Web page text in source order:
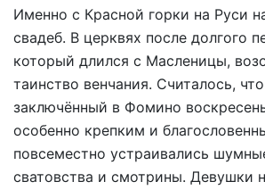
Именно с Красной горки на Руси
свадеб. В церквях после долгого
который длился с Масленицы,
таинство венчания. Считалось,
заключённый в Фомино
особенно крепким и
повсеместно устраивались
сватовства и смотрины. Девушки